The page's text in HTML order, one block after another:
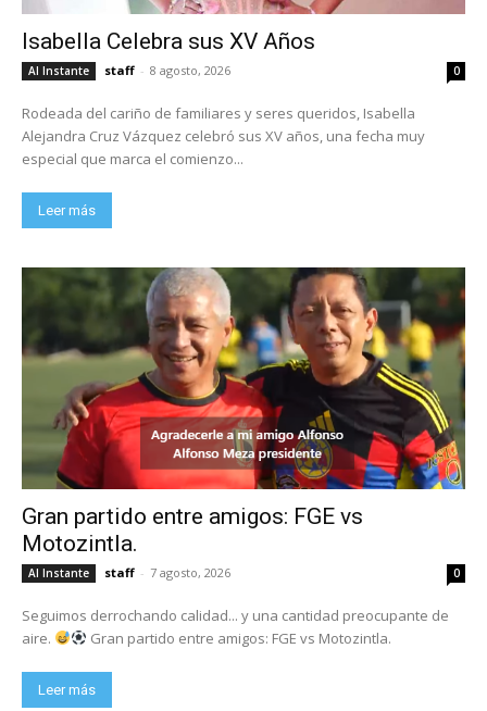
Isabella Celebra sus XV Años
Al Instante staff - 8 agosto, 2026 0
Rodeada del cariño de familiares y seres queridos, Isabella
Alejandra Cruz Vázquez celebró sus XV años, una fecha muy
especial que marca el comienzo...
Leer más
Gran partido entre amigos: FGE vs
Motozintla.
Al Instante staff - 7 agosto, 2026 0
Seguimos derrochando calidad... y una cantidad preocupante de
aire.
Gran partido entre amigos: FGE vs Motozintla.
Leer más